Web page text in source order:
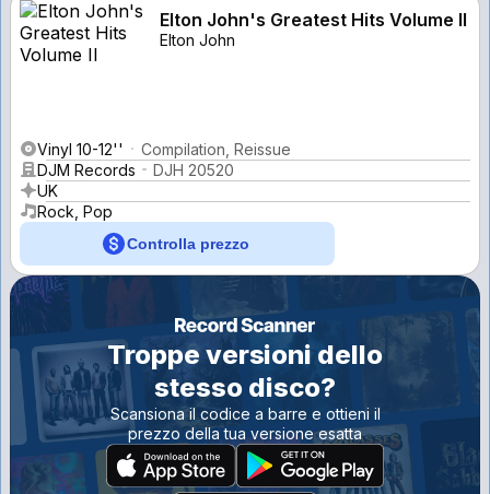
Elton John's Greatest Hits Volume II
Elton John
Vinyl 10-12''
Compilation, Reissue
DJM Records
DJH 20520
UK
Rock, Pop
Controlla prezzo
Troppe versioni dello
stesso disco?
Scansiona il codice a barre e ottieni il
prezzo della tua versione esatta